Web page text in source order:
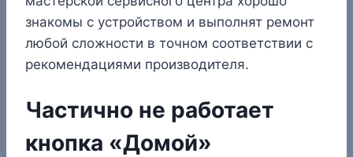
знакомы с устройством и выполнят ремонт
любой сложности в точном соответствии с
рекомендациями производителя.
Частично не работает
кнопка «Домой»